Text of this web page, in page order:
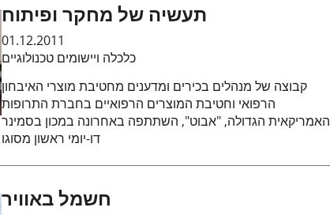
תעשיה של מחקר ופיתוח
01.12.2011
כלכלה ויישומים טכנולוגיים
קבוצה של מנהלים בכירים ומדענים מחטיבת מוצרי האיבחון
הרפואי וחטיבת המוצרים הרפואיים בחברת התרופות
האמריקאית הגדולה, "אבוט", השתתפה באחרונה במכון בסמינר
דו-יומי ראשון מסוגו
חשמל באוויר